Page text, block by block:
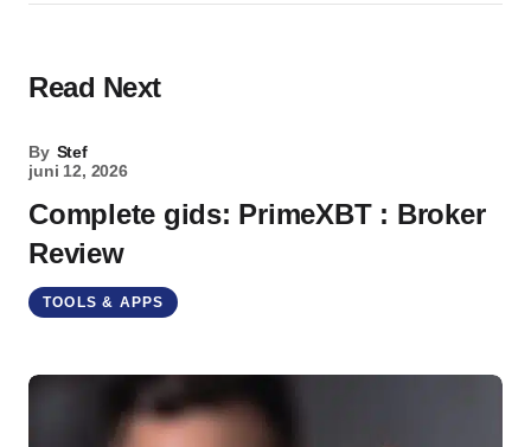
Read Next
By Stef
juni 12, 2026
Complete gids: PrimeXBT : Broker
Review
TOOLS & APPS